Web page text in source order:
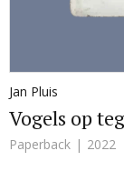
Jan Pluis
Vogels op
Paperback 2022